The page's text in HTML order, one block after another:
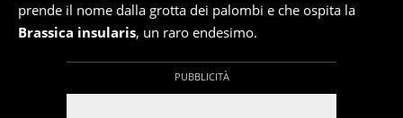
prende il nome dalla grotta dei palombi e che ospita la
Brassica insularis, un raro endesimo.